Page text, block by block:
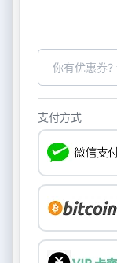
支付方式